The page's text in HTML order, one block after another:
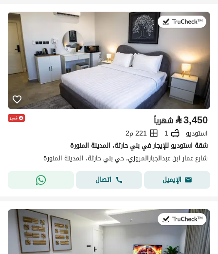
في:19 يوليو 2026
⃁3,450 شهرياً
استوديو 1
221 م2
شقة استوديو للإيجار في بني حارثة، المدينة المنورة
شارع عمار ابن عبدالجبارالمروزي، حي بني حارثة، المدينة المنورة
الإيميل
اتصال